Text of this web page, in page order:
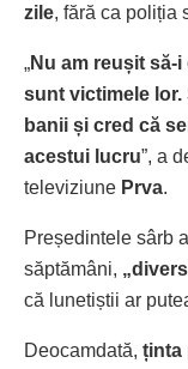
zile, fără ca poliția
„Nu am reușit să-
sunt victimele lor.
banii și cred că
acestui lucru”, a
televiziune Prva.
Președintele sârb
săptămâni,
că lunetiștii ar
Deocamdată, ținta